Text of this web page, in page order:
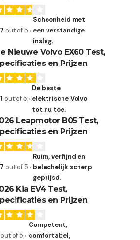
out of 5
Schoonheid met
een verstandige
inslag.
Nieuwe Volvo EX60 Test,
en Prijzen
out of 5
De beste
elektrische Volvo
tot nu toe.
Leapmotor B05 Test,
en Prijzen
out of 5
Ruim, verfijnd en
belachelijk scherp
geprijsd.
Kia EV4 Test,
en Prijzen
out of 5
Competent,
comfortabel,